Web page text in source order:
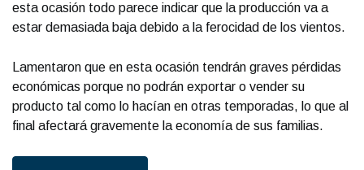
esta ocasión todo parece indicar que la producción va a
estar demasiada baja debido a la ferocidad de los vientos.
Lamentaron que en esta ocasión tendrán graves pérdidas
económicas porque no podrán exportar o vender su
producto tal como lo hacían en otras temporadas, lo que al
final afectará gravemente la economía de sus familias.